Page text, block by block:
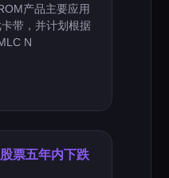
产品主要应用
带，并计划根据
N
票五年内下跌